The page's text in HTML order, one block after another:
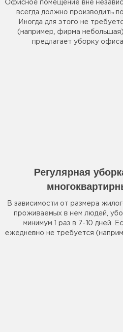
Офисное помещение вне
всегда должно производить
Иногда для этого не
(например, фирма
предлагает уборку
Регулярная
В зависимости от размера
проживаемых в нем людей,
минимум 1 раз в 7-10 дней.
ежедневно не требуется